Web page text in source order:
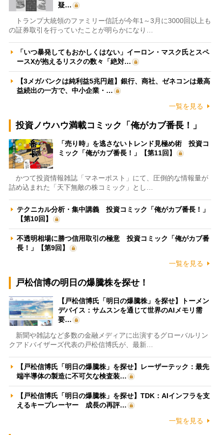
疑…
トランプ大統領のファミリー信託が今年1～3月に3000回以上も
の証券取引を行っていたことが明らかになり…
「いつ暴発してもおかしくはない」イーロン・マスク氏とスペ
ースXが抱えるリスクの数々「絶対…
【3メガバンクは純利益5兆円超】銀行、商社、ゼネコンは最高
益続出の一方で、中小企業・…
一覧を見る
投資ノウハウ満載コミック「俺がカブ番長！」
「売り時」を逃さないトレンド見極め術 投資コ
ミック「俺がカブ番長！」【第11回】
かつて投資情報雑誌「マネーポスト」にて、圧倒的な情報量が
詰め込まれた「天下無敵の株コミック」とし…
テクニカル分析・集中講義 投資コミック「俺がカブ番長！」
【第10回】
不透明相場に勝つ信用取引の極意 投資コミック「俺がカブ番
長！」【第9回】
一覧を見る
戸松信博の明日の爆騰株を探せ！
【戸松信博氏「明日の爆騰株」を探せ】トーメン
デバイス：サムスンを通じて世界のAIメモリ需
要…
新聞や雑誌など多数の金融メディアに出演するグローバルリン
クアドバイザーズ代表の戸松信博氏が、最新…
【戸松信博氏「明日の爆騰株」を探せ】レーザーテック：最先
端半導体の製造に不可欠な検査装…
【戸松信博氏「明日の爆騰株」を探せ】TDK：AIインフラを支
えるキープレーヤー 成長の再評…
一覧を見る